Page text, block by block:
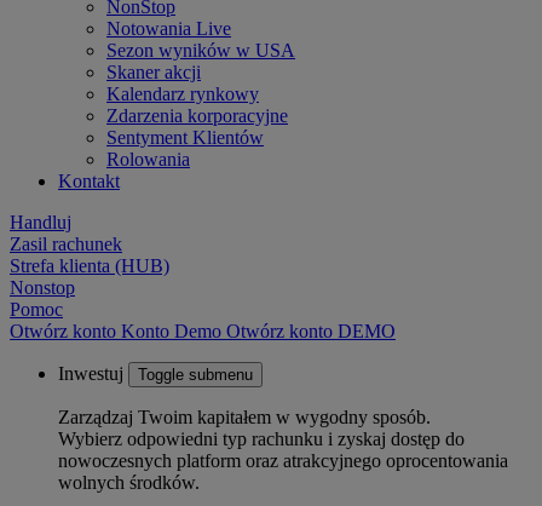
NonStop
Notowania Live
Sezon wyników w USA
Skaner akcji
Kalendarz rynkowy
Zdarzenia korporacyjne
Sentyment Klientów
Rolowania
Kontakt
Handluj
Zasil rachunek
Strefa klienta (HUB)
Nonstop
Pomoc
Otwórz konto Konto Demo Otwórz konto DEMO
Inwestuj Toggle submenu
Zarządzaj Twoim kapitałem w wygodny sposób.
Wybierz odpowiedni typ rachunku i zyskaj dostęp do
nowoczesnych platform oraz atrakcyjnego oprocentowania
wolnych środków.